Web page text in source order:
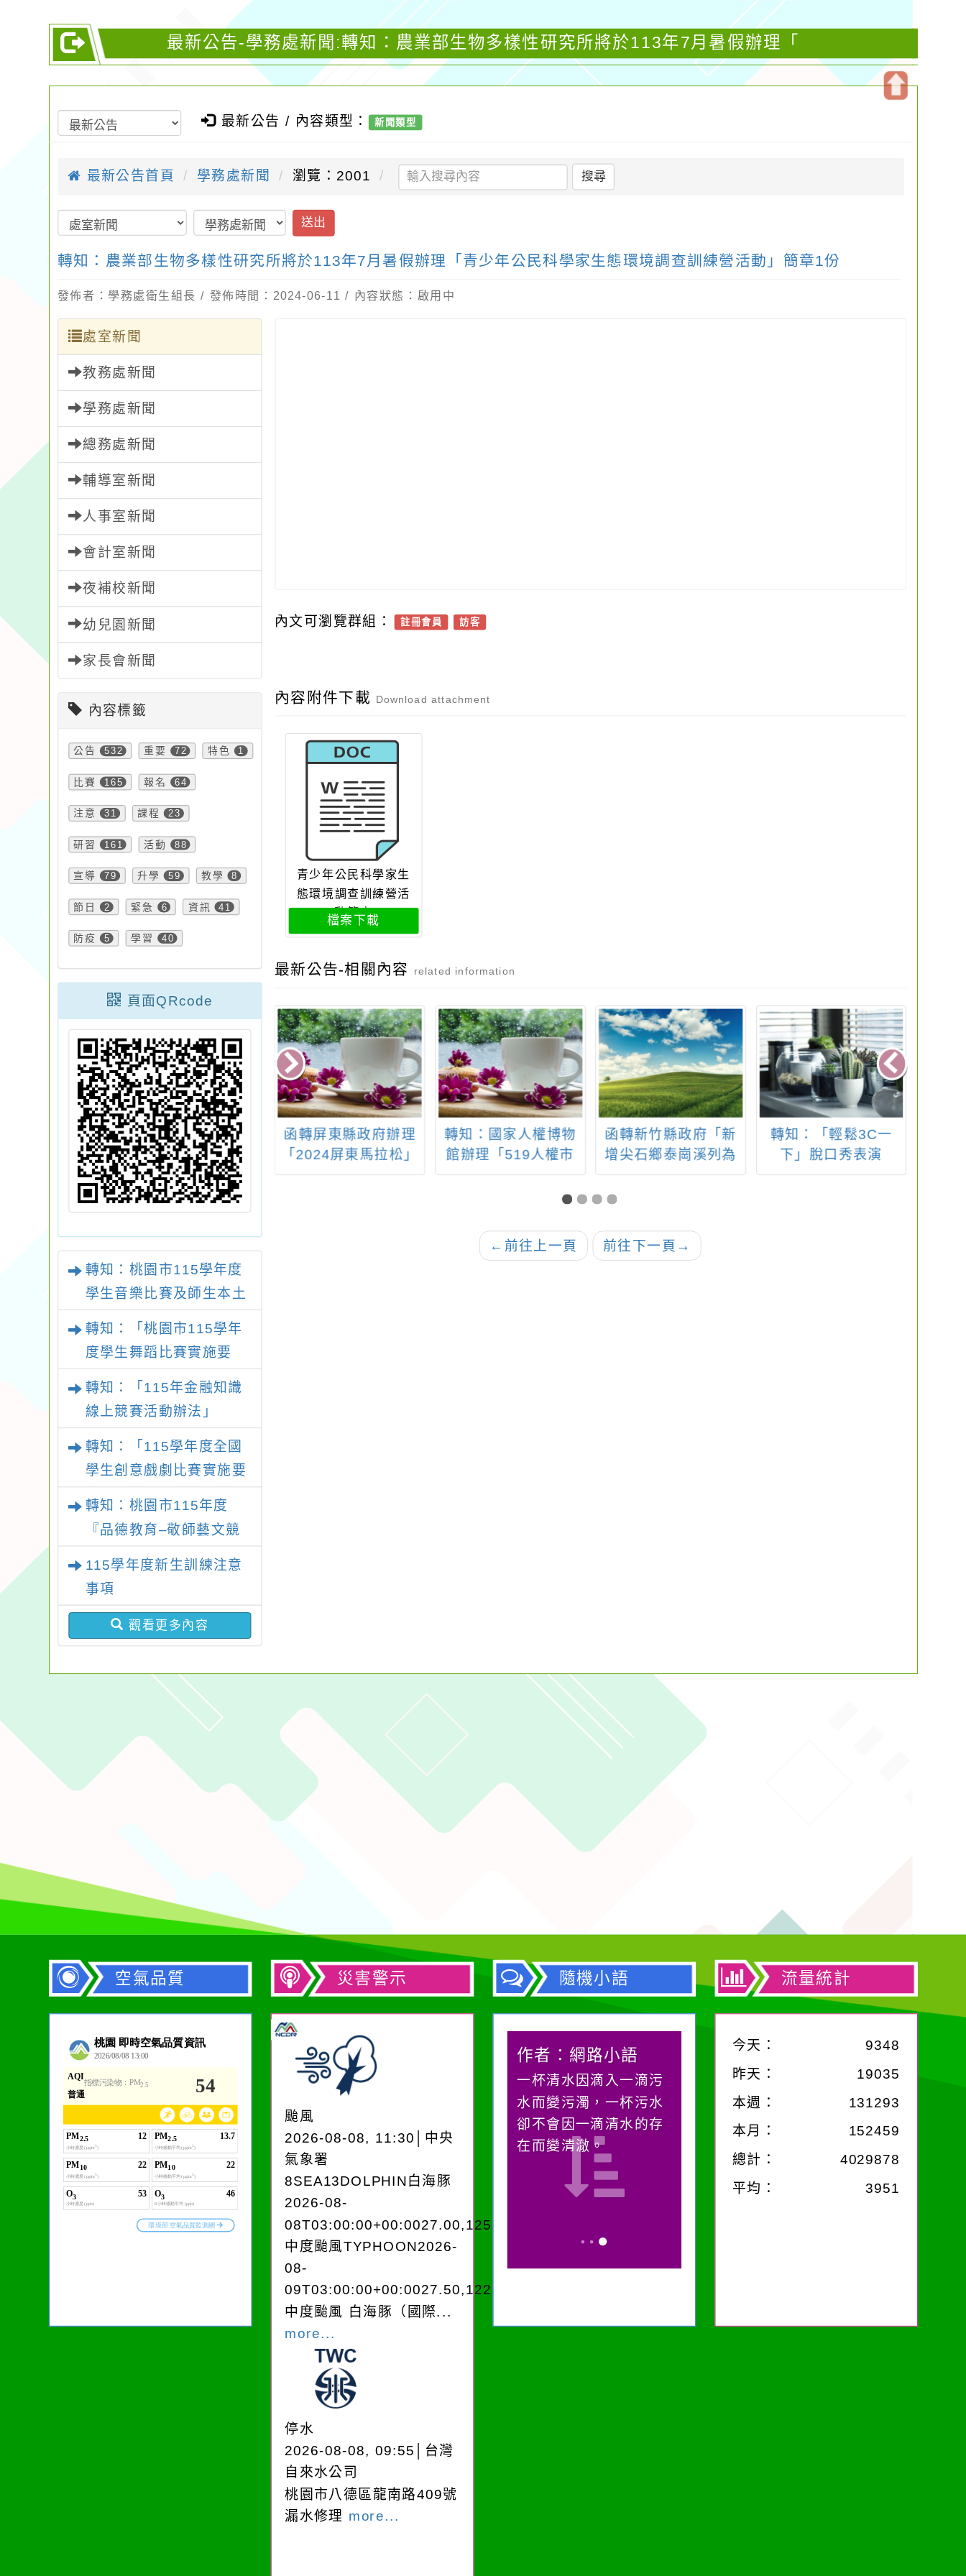
最新公告-學務處新聞:轉知：農業部生物多樣性研究所將於113年7月暑假辦理「
最新公告 / 內容類型： 新聞類型
最新公告首頁 學務處新聞 瀏覽：2001 搜尋
送出
轉知：農業部生物多樣性研究所將於113年7月暑假辦理「青少年公民科學家生態環境調查訓練營活動」簡章1份
發佈者：學務處衛生組長 / 發佈時間：2024-06-11 / 內容狀態：啟用中
處室新聞
教務處新聞
學務處新聞
總務處新聞
輔導室新聞
人事室新聞
會計室新聞
夜補校新聞
幼兒園新聞
家長會新聞
內容標籤
公告 532 重要 72 特色 1
比賽 165 報名 64
注意 31 課程 23
研習 161 活動 88
宣導 79 升學 59 教學 8
節日 2 緊急 6 資訊 41
防疫 5 學習 40
頁面QRcode
轉知：桃園市115學年度
學生音樂比賽及師生本土
轉知：「桃園市115學年
度學生舞蹈比賽實施要
轉知：「115年金融知識
線上競賽活動辦法」
轉知：「115學年度全國
學生創意戲劇比賽實施要
轉知：桃園市115年度
『品德教育–敬師藝文競
115學年度新生訓練注意
事項
觀看更多內容
內文可瀏覽群組： 註冊會員 訪客
內容附件下載 Download attachment
青少年公民科學家生
態環境調查訓練營活
動簡章
檔案下載
最新公告-相關內容 related information
2024宜蘭綠色
，遊客於園區
地點刷卡，最
8小時環境教
轉知：「2025桃園大
龍門鱻漫遊嘉年華系
列活動」
函轉屏東縣政府辦理
「2024屏東馬拉松」
轉知：國家人權博物
館辦理「519人權市
函轉新竹縣政府「新
增尖石鄉泰崗溪列為
轉知：「輕鬆3C一
下」脫口秀表演
← 前往上一頁 前往下一頁 →
佈景版本：
neilchjh2023
適用瀏覽器：Edge、Google、Firefox、Vivaldi、Opera
支援行動瀏覽裝置
空氣品質 災害警示
颱風
2026-08-08, 11:30│中央
氣象署
8SEA13DOLPHIN白海豚
2026-08-
08T03:00:00+00:0027.00,125.503545962280
中度颱風TYPHOON2026-
08-
09T03:00:00+00:0027.50,122.903343970250
中度颱風 白海豚（國際...
more...
停水
2026-08-08, 09:55│台灣
自來水公司
桃園市八德區龍南路409號
漏水修理 more...
隨機小語
在實現理想的路途中，
必須排除一切干擾，特
別是要看清那些美麗的
誘惑。
作者：網路小語
生活是一面鏡子。你對
作者：網路小語
一杯清水因滴入一滴污
水而變污濁，一杯污水
卻不會因一滴清水的存
在而變清澈。
流量統計
今天： 9348
昨天：
19035
本週：
131293
本月： 152459
總計：
4029878
平均：
3951